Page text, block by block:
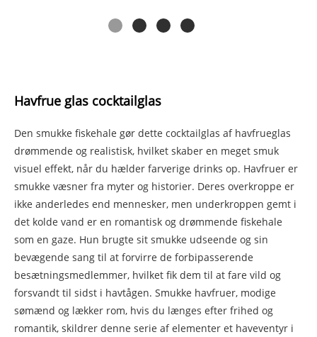
Havfrue glas cocktailglas
Den smukke fiskehale gør dette cocktailglas af havfrueglas
drømmende og realistisk, hvilket skaber en meget smuk
visuel effekt, når du hælder farverige drinks op. Havfruer er
smukke væsner fra myter og historier. Deres overkroppe er
ikke anderledes end mennesker, men underkroppen gemt i
det kolde vand er en romantisk og drømmende fiskehale
som en gaze. Hun brugte sit smukke udseende og sin
bevægende sang til at forvirre de forbipasserende
besætningsmedlemmer, hvilket fik dem til at fare vild og
forsvandt til sidst i havtågen. Smukke havfruer, modige
sømænd og lækker rom, hvis du længes efter frihed og
romantik, skildrer denne serie af elementer et haveventyr i